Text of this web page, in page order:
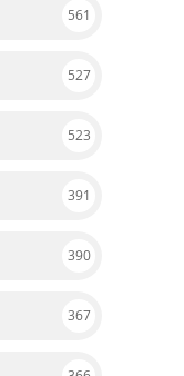
561
527
523
391
390
367